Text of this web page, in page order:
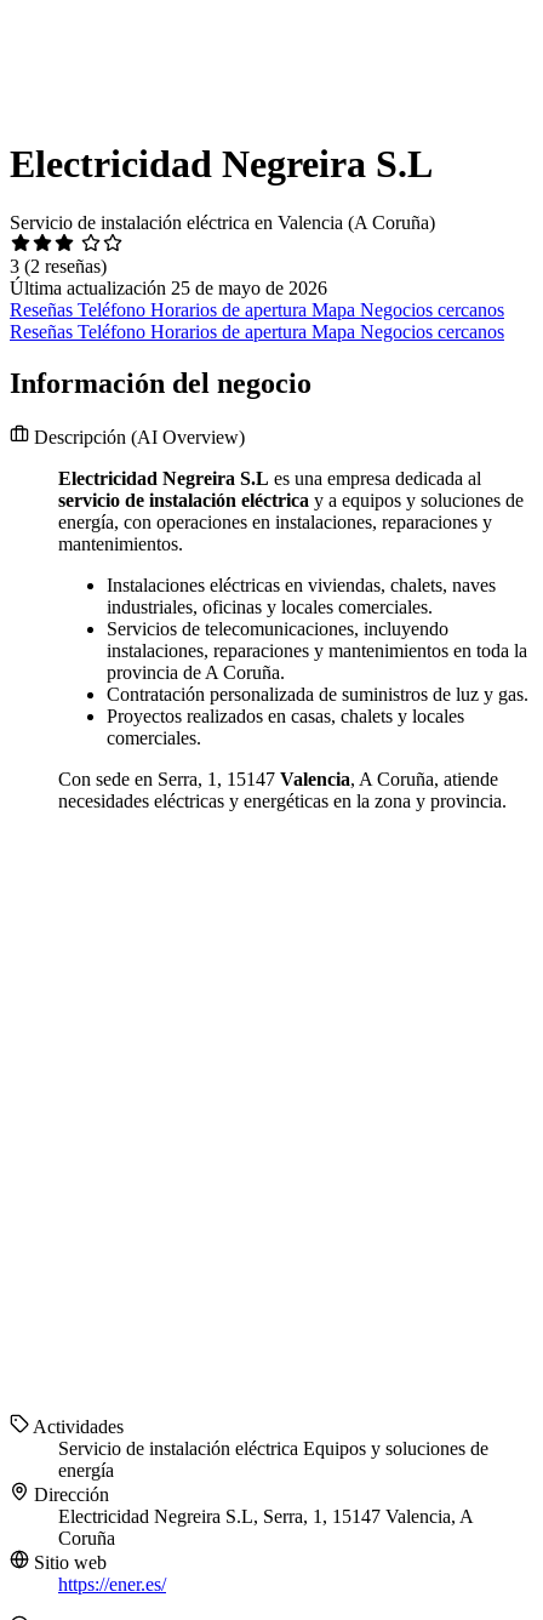
Electricidad Negreira S.L
Servicio de instalación eléctrica en Valencia (A Coruña)
3 (2 reseñas)
Última actualización 25 de mayo de 2026
Reseñas Teléfono Horarios de apertura Mapa Negocios cercanos
Reseñas Teléfono Horarios de apertura Mapa Negocios cercanos
Información del negocio
Descripción (AI Overview)
Electricidad Negreira S.L es una empresa dedicada al
servicio de instalación eléctrica y a equipos y soluciones de
energía, con operaciones en instalaciones, reparaciones y
mantenimientos.
Instalaciones eléctricas en viviendas, chalets, naves
industriales, oficinas y locales comerciales.
Servicios de telecomunicaciones, incluyendo
instalaciones, reparaciones y mantenimientos en toda la
provincia de A Coruña.
Contratación personalizada de suministros de luz y gas.
Proyectos realizados en casas, chalets y locales
comerciales.
Con sede en Serra, 1, 15147 Valencia, A Coruña, atiende
necesidades eléctricas y energéticas en la zona y provincia.
Actividades
Servicio de instalación eléctrica Equipos y soluciones de
energía
Dirección
Electricidad Negreira S.L, Serra, 1, 15147 Valencia, A
Coruña
Sitio web
https://ener.es/